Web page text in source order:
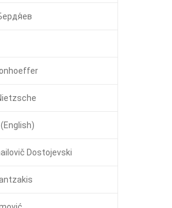
(English)
Dostojevski